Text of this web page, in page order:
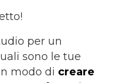
per un
sono le tue
modo di creare